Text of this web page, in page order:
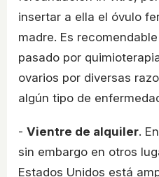
insertar a ella el óvulo
madre. Es
pasado por
ovarios por diversas
algún tipo de
- Vientre de alquiler.
sin embargo en otros
Estados Unidos está